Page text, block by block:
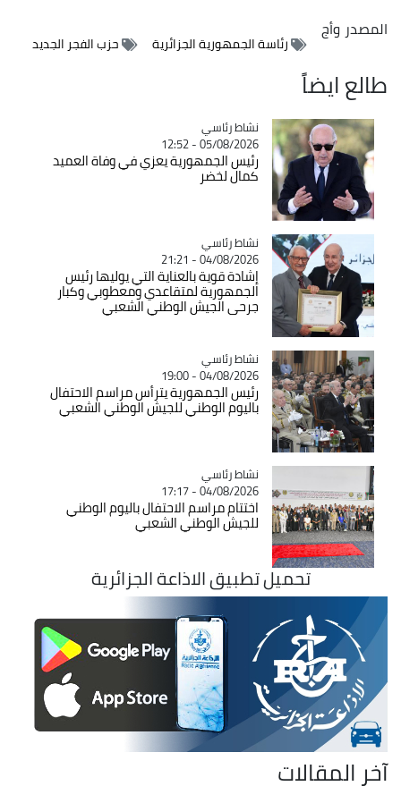
المصدروأج
رئاسة الجمهورية الجزائرية حزب الفجر الجديد
طالع ايضاً
Catégorie
نشاط رئاسي
05/08/2026 - 12:52
رئيس الجمهورية يعزي في وفاة العميد
كمال لخضر
Catégorie
نشاط رئاسي
04/08/2026 - 21:21
إشادة قوية بالعناية التي يوليها رئيس
الجمهورية لمتقاعدي ومعطوبي وكبار
جرحى الجيش الوطني الشعبي
Catégorie
نشاط رئاسي
04/08/2026 - 19:00
رئيس الجمهورية يترأس مراسم الاحتفال
باليوم الوطني للجيش الوطني الشعبي
Catégorie
نشاط رئاسي
04/08/2026 - 17:17
اختتام مراسم الاحتفال باليوم الوطني
للجيش الوطني الشعبي
تحميل تطبيق الاذاعة الجزائرية
آخر المقالات